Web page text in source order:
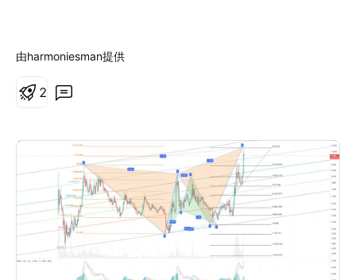
由harmoniesman提供
2